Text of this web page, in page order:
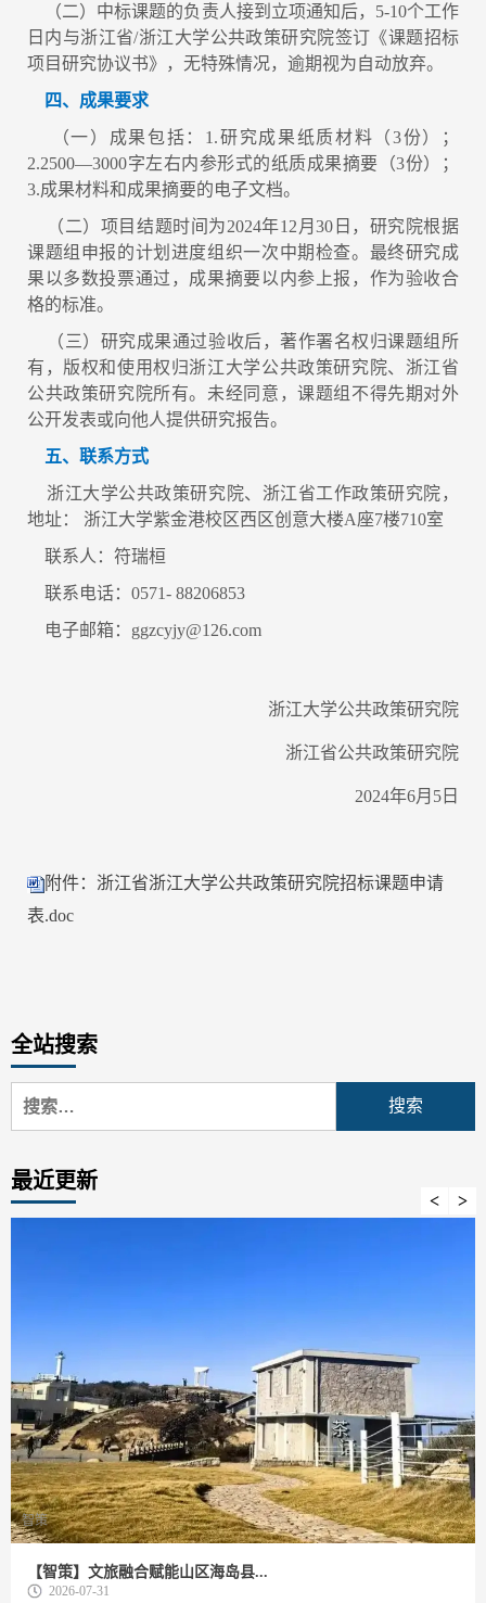
（二）中标课题的负责人接到立项通知后，5-10个工作
日内与浙江省/浙江大学公共政策研究院签订《课题招标
项目研究协议书》，无特殊情况，逾期视为自动放弃。
四、成果要求
（一）成果包括：1.研究成果纸质材料（3份）；
2.2500—3000字左右内参形式的纸质成果摘要（3份）；
3.成果材料和成果摘要的电子文档。
（二）项目结题时间为2024年12月30日，研究院根据
课题组申报的计划进度组织一次中期检查。最终研究成
果以多数投票通过，成果摘要以内参上报，作为验收合
格的标准。
（三）研究成果通过验收后，著作署名权归课题组所
有，版权和使用权归浙江大学公共政策研究院、浙江省
公共政策研究院所有。未经同意，课题组不得先期对外
公开发表或向他人提供研究报告。
五、联系方式
浙江大学公共政策研究院、浙江省工作政策研究院，
地址： 浙江大学紫金港校区西区创意大楼A座7楼710室
联系人：符瑞桓
联系电话：0571- 88206853
电子邮箱：ggzcyjy@126.com
浙江大学公共政策研究院
浙江省公共政策研究院
2024年6月5日
附件：浙江省浙江大学公共政策研究院招标课题申请
表.doc
全站搜索
搜
索：
最近更新
智策
【智策】文旅融合赋能山区海岛县...
2026-07-31